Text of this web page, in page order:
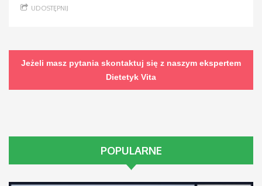
UDOSTĘPNIJ
Jeżeli masz pytania skontaktuj się z naszym ekspertem
Dietetyk Vita
POPULARNE